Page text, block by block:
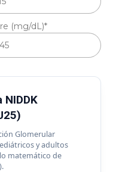
(mg/dL)*
NIDDK
Glomerular
y adultos
matemático de